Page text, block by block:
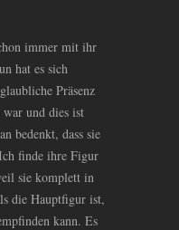
immer mit ihr
hat es sich
Präsenz
und dies ist
bedenkt, dass sie
finde ihre Figur
sie komplett in
die Hauptfigur ist,
kann. Es